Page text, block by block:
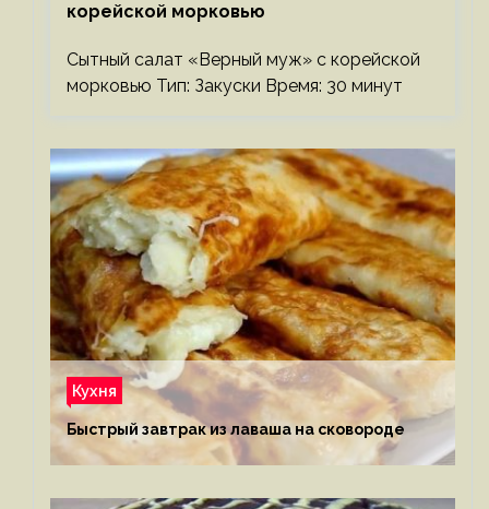
корейской морковью
Сытный салат «Верный муж» с корейской
морковью Тип: Закуски Время: 30 минут
Кухня
Быстрый завтрак из лаваша на сковороде